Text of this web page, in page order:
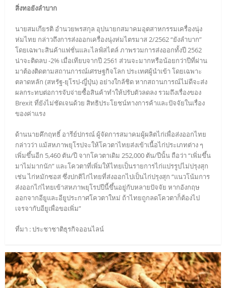
สิ่งทอยังลำบาก
นายสมเกียรติ อำนวยพรสกุล อุปนายกสมาคมอุตสาหกรรมเครื่องนุ่ง
ห่มไทย กล่าวถึงการส่งออกเครื่องนุ่งห่มไตรมาส 2/2562 “ยังลำบาก”
โดยเฉพาะสินค้าแฟชั่นและไลฟ์สไตล์ ภาพรวมการส่งออกทั้งปี 2562
น่าจะติดลบ -2% เมื่อเทียบจากปี 2561 ส่วนจะมากหรือน้อยกว่าปีที่ผ่าน
มาต้องติดตามสถานการณ์เศรษฐกิจโลก ประเทศผู้นำเข้า โดยเฉพาะ
ตลาดหลัก (สหรัฐ-ยุโรป-ญี่ปุ่น) อย่างใกล้ชิด หากสถานการณ์ไม่ดีจะส่ง
ผลกระทบต่อการจับจ่ายซื้อสินค้าทำให้ปรับตัวลดลง รวมถึงเรื่องของ
Brexit ที่ยังไม่ชัดเจนด้วย สิทธิประโยชน์ทางการค้าและปัจจัยในเรื่อง
ของค่าแรง
ด้านนายคึกฤทธิ์ อารีย์ปกรณ์ ผู้จัดการสมาคมผู้ผลิตไก่เพื่อส่งออกไทย
กล่าวว่า แม้สหภาพยุโรปจะให้โควตาไทยส่งเข้าเนื้อไก่ประเภทต่าง ๆ
เพิ่มขึ้นอีก 5,460 ตัน/ปี จากโควตาเดิม 252,000 ตัน/ปีนั้น ถือว่า “เพิ่มขึ้น
มาไม่มากนัก” และโควตาที่เพิ่มให้ไทยเป็นรายการไก่แปรรูปไม่ปรุงสุก
เช่น ไก่หมักซอส ซึ่งปกติไก่ไทยที่ส่งออกไปเป็นไก่ปรุงสุก “แนวโน้มการ
ส่งออกไก่ไทยเข้าสหภาพยุโรปปีนี้ขึ้นอยู่กับหลายปัจจัย หากอังกฤษ
ออกจากอียูและอียูประกาศโควตาใหม่ ถ้าไทยถูกลดโควตาก็ต้องไป
เจรจากับอียูเพื่อขอเพิ่ม”
ที่มา : ประชาชาติธุรกิจออนไลน์